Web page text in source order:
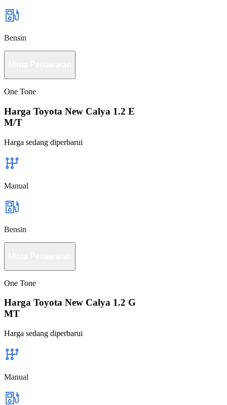
Bensin
One Tone
Harga Toyota New Calya 1.2 E
M/T
Harga sedang diperbarui
Manual
Bensin
One Tone
Harga Toyota New Calya 1.2 G
MT
Harga sedang diperbarui
Manual